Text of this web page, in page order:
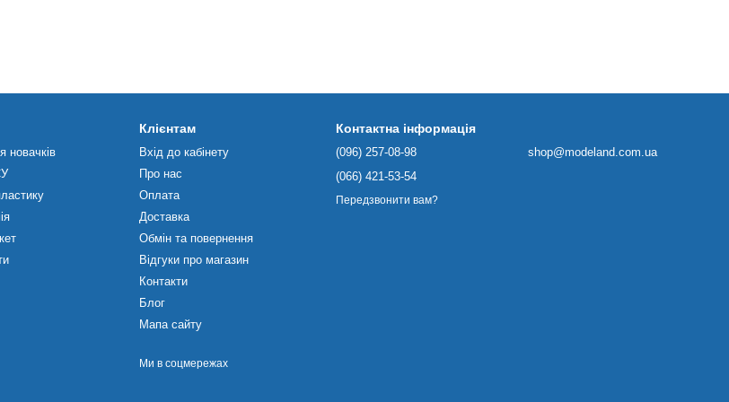
новачків
Клієнтам
Вхід до кабінету
Про нас
Оплата
Доставка
Обмін та повернення
Відгуки про магазин
Контакти
Блог
Мапа сайту
Ми в соцмережах
Контактна інформація
(096) 257-08-98
(066) 421-53-54
Передзвонити вам?
shop@modeland.com.ua